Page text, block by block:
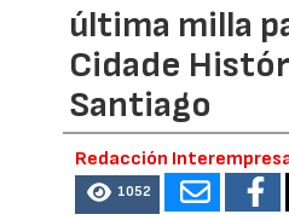
última milla
Cidade
Santiago
Redacción
1052